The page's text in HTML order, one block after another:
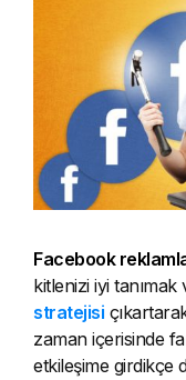
Facebook
kitlenizi iyi
stratejisi
zaman içerisinde
etkileşime girdikçe